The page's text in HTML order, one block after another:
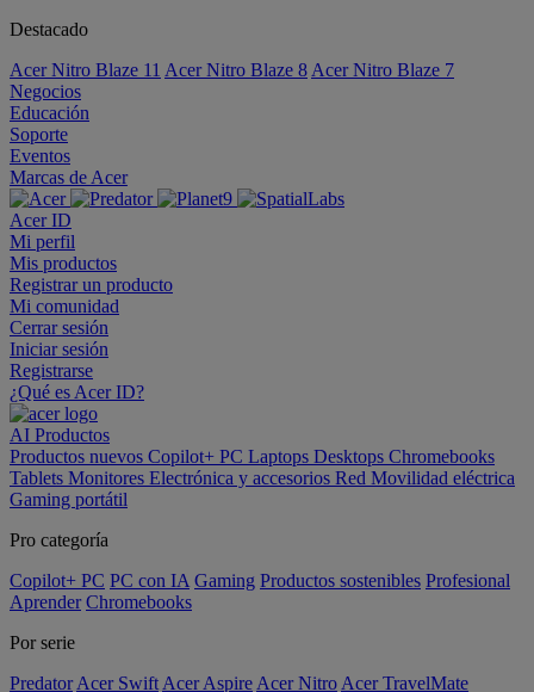
Destacado
Acer Nitro Blaze 11 Acer Nitro Blaze 8 Acer Nitro Blaze 7
Negocios
Educación
Soporte
Eventos
Marcas de Acer
Acer ID
Mi perfil
Mis productos
Registrar un producto
Mi comunidad
Cerrar sesión
Iniciar sesión
Registrarse
¿Qué es Acer ID?
AI Productos
Productos nuevos Copilot+ PC Laptops Desktops Chromebooks
Tablets Monitores Electrónica y accesorios Red Movilidad eléctrica
Gaming portátil
Pro categoría
Copilot+ PC PC con IA Gaming Productos sostenibles Profesional
Aprender Chromebooks
Por serie
Predator Acer Swift Acer Aspire Acer Nitro Acer TravelMate